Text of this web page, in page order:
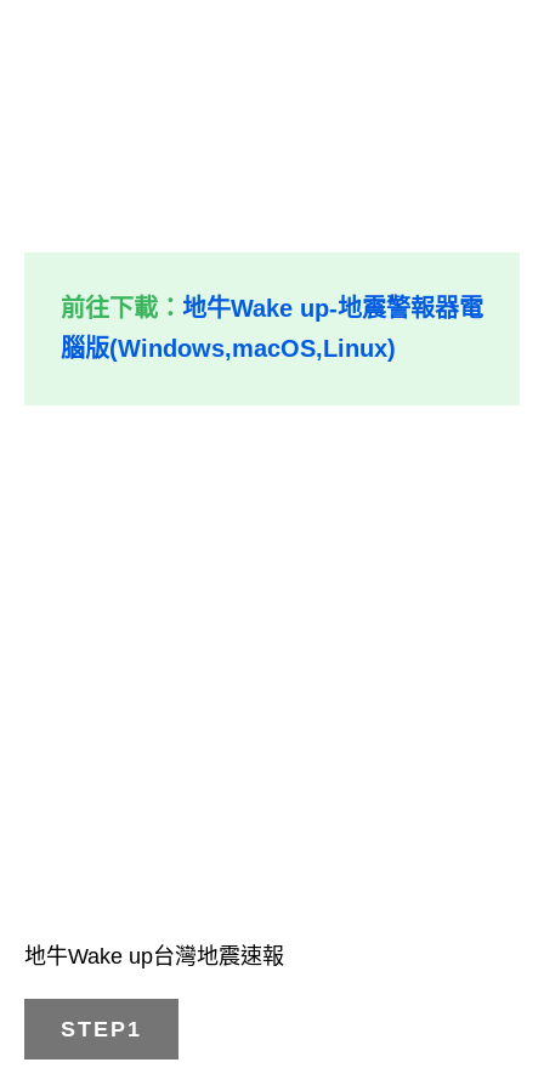
前往下載： 地牛Wake up-地震警報器電
腦版(Windows,macOS,Linux)
地牛Wake up台灣地震速報
STEP1